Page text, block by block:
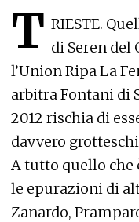
T RIESTE.
di Seren del
l’Union Ripa La
arbitra Fontani di
2012 rischia di
davvero
A tutto quello che
le epurazioni di
Zanardo,